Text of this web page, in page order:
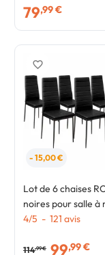
79,99 €
- 15,00 €
Lot de 6 chaises
noires pour salle à
4/5 - 121 avis
114,99 € 99,99 €
favorite_border